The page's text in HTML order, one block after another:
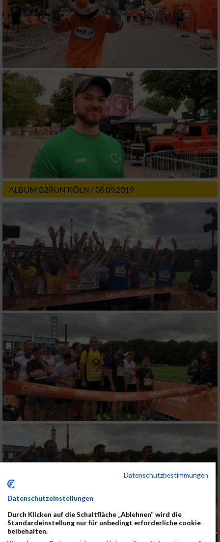
ALBUM B2RUN KÖLN / 05.09.2019
Datenschutzbestimmungen
Datenschutzeinstellungen
Durch Klicken auf die Schaltfläche „Ablehnen“ wird die
Standardeinstellung nur für unbedingt erforderliche cookie
beibehalten.